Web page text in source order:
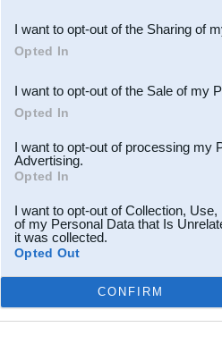
Downstream Participants
third parties.
I want to opt-out of the Sharing of
Opted In
I want to opt-out of the Sale of my
Opted In
I want to opt-out of processing my
Advertising.
Opted In
I want to opt-out of Collection,
of my Personal Data that Is
it was collected.
Opted Out
CONFIRM